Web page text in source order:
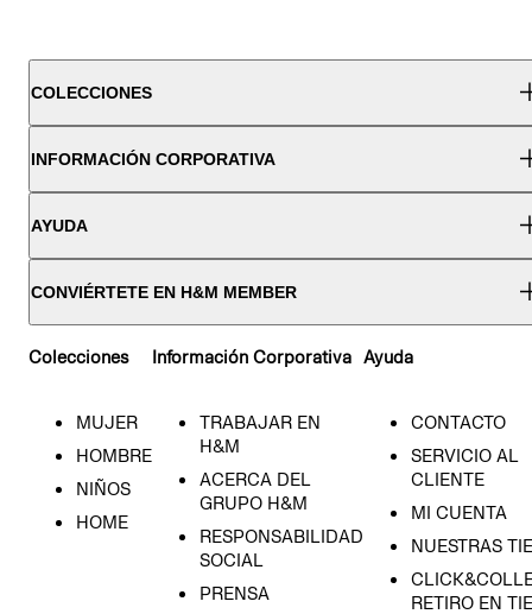
COLECCIONES
INFORMACIÓN CORPORATIVA
AYUDA
CONVIÉRTETE EN H&M MEMBER
Colecciones
MUJER
HOMBRE
NIÑOS
HOME
Información Corporativa
TRABAJAR EN
H&M
ACERCA DEL
GRUPO H&M
RESPONSABILIDAD
SOCIAL
PRENSA
Ayuda
CONTACTO
SERVICIO AL
CLIENTE
MI CUENTA
NUESTRAS
RETIRO EN